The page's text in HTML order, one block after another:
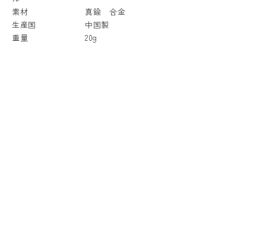
素材
真鍮 合金
生産国
中国製
重量
20g